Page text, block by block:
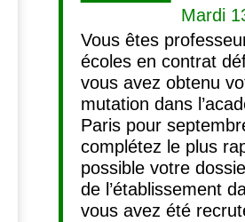
Mardi
Vous êtes
écoles en contrat
vous avez obtenu
mutation dans
Paris pour
complétez le plus
possible votre
de l’établissement
vous avez été